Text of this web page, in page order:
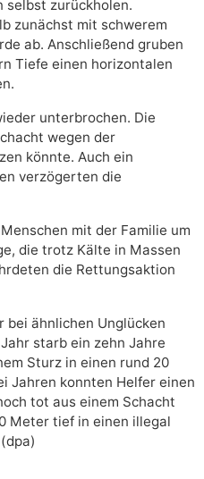
selbst zurückholen.
zunächst mit schwerem
ab. Anschließend gruben
Tiefe einen horizontalen
unterbrochen. Die
wegen der
könnte. Auch ein
verzögerten die
mit der Familie um
die trotz Kälte in Massen
die Rettungsaktion
bei ähnlichen Unglücken
starb ein zehn Jahre
Sturz in einen rund 20
Jahren konnten Helfer einen
tot aus einem Schacht
Meter tief in einen illegal